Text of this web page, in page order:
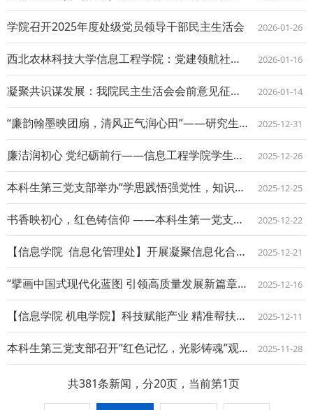
学院召开2025年度处级党员领导干部民主生活会 2026-01-26
西北农林科技大学信息工程学院：党建领航社区 铸魂润心育人——高校“一站式”学生社... 2026-01-16
凝聚共识谋发展：我院民主生活会会前意见征求会举行 2026-01-14
“廉韵翰墨映团扇，清风正气润心田”——研究生党员“一站式”社区开展廉政文化创作活... 2025-12-31
廉洁润初心 党纪砺前行——信息工程学院学生党员赴图书馆廉政文化展厅开展联学联建活... 2025-12-26
本科生第三党支部举办“学思践悟强党性，知识竞赛励初心”党的基础理论知识竞赛 2025-12-25
书香映初心，红色铸信仰 ——本科生第一党支部成功举办红色主题读书分享会 2025-12-22
【信息学院 信息化管理处】开展凝聚信息化合力，赋能复兴新征程联学联建活动 2025-12-21
“擘画中国式现代化蓝图 引领高质量发展新篇章” 党的二十届四中全会精神专题宣讲会 2025-12-16
【信息学院 机电学院】科技赋能产业 精准帮扶到田 — 赴合阳县金裕镇开展产业帮扶... 2025-12-11
本科生第三党支部召开“红色记忆，光影铸魂”观影活动 2025-11-28
共381条新闻，分20页，当前第1页